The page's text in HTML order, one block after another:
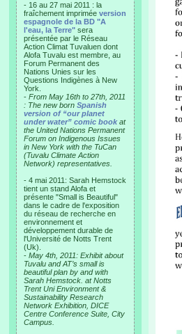
- 16 au 27 mai 2011 : la
fraîchement imprimée version
espagnole de la BD "A
l'eau, la Terre" sera
présentée par le Réseau
Action Climat Tuvaluen dont
Alofa Tuvalu est membre, au
Forum Permanent des
Nations Unies sur les
Questions Indigènes à New
York.
- From May 16th to 27th, 2011
: The new born Spanish
version of “our planet
under water” comic book at
the United Nations Permanent
Forum on Indigenous Issues
in New York with the TuCan
(Tuvalu Climate Action
Network) representatives.
- 4 mai 2011: Sarah Hemstock
tient un stand Alofa et
présente "Small is Beautiful"
dans le cadre de l'exposition
du réseau de recherche en
environnement et
développement durable de
l'Université de Notts Trent
(Uk).
- May 4th, 2011: Exhibit about
Tuvalu and AT’s small is
beautiful plan by and with
Sarah Hemstock. at Notts
Trent Uni Environment &
Sustainability Research
Network Exhibition, DICE
Centre Conference Suite, City
Campus.